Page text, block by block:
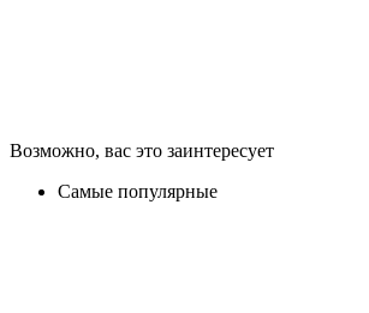
Возможно, вас это заинтересует
Самые популярные